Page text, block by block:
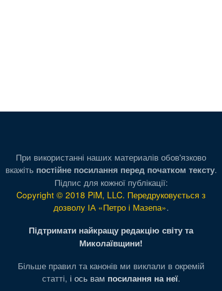
При використанні наших материалів обов'язково
вкажіть постійне посилання перед початком тексту.
Підпис для кожної публікації:
Copyright © 2018 PiM, LLC. Передруковується з
дозволу ІА «Петро і Мазепа».
Підтримати найкращу редакцію світу та
Миколаївщини!
Більше правил та канонів ми виклали в окремій
статті, і ось вам посилання на неї.